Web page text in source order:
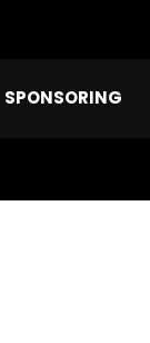
SPONSORING